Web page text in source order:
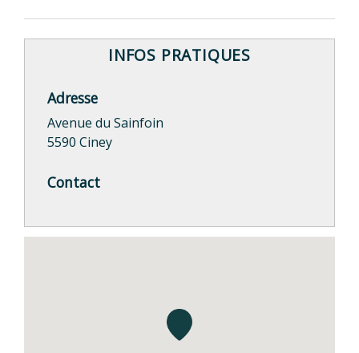
INFOS PRATIQUES
Adresse
Avenue du Sainfoin
5590 Ciney
Contact